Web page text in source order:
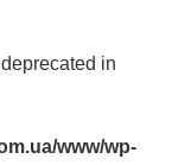
in
www/wp-